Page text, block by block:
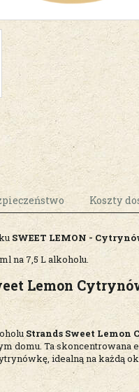
Koszty
SWEET LEMON -
na 7,5 L alkoholu.
Lemon
Strands Sweet Lemon
domu. Ta skoncentrowana
idealną na każdą